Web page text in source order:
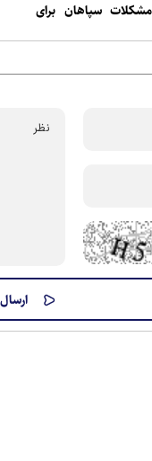
سپاهان برای